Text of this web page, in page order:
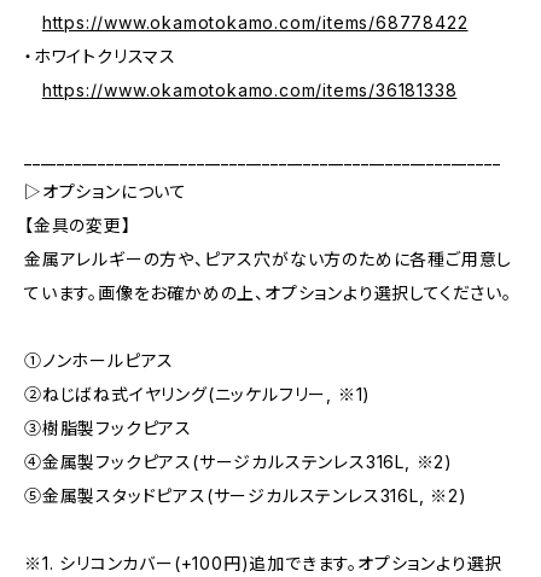
https://www.okamotokamo.com/items/68778422
・ホワイトクリスマス
https://www.okamotokamo.com/items/36181338
▷オプションについて
【金具の変更】
金属アレルギーの方や、ピアス穴がない方のために各種ご用意し
ています。画像をお確かめの上、オプションより選択してください。
①ノンホールピアス
②ねじばね式イヤリング(ニッケルフリー, ※1)
③樹脂製フックピアス
④金属製フックピアス(サージカルステンレス316L, ※2)
⑤金属製スタッドピアス(サージカルステンレス316L, ※2)
※1. シリコンカバー(+100円)追加できます。オプションより選択